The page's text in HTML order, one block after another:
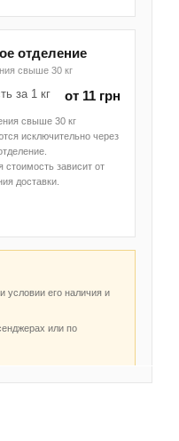
отделение
свыше 30 кг
за 1 кг от 11 грн
свыше 30 кг
исключительно через
стоимость зависит от
доставки.
условии его наличия и
или по